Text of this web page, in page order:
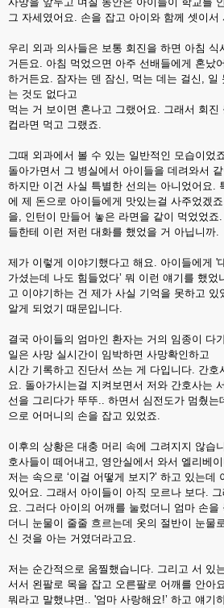
그 자세였어요. 손을 잡고 아이와 함께 셋이서
우리 외과 의사들은 보통 회진을 하면 아침 식
거든요. 아침 먹었으면 아주 선배들에게 혼났
하거든요. 잠자는 덴 잠신, 먹는 데는 걸신, 일
는 것도 없다고
먹는 거 보이면 혼나고 그랬어요. 그래서 회진
컵라면 먹고 그랬죠.
그때 외과에서 볼 수 있는 일반적인 모습이었
돌아가면서 그 병실에서 아이들을 데려와서
하지만 이건 사실 특별한 선의는 아니었어요.
에 제 돈으로 아이들에게 맛있는걸 사주었겠
을, 인턴이 만들어 놓은 라면을 같이 먹었었죠
들한테 이런 저런 대화를 했었을 거 아닙니까.
제가 이렇게 이야기했다고 해요. 아이들에게 '
가셨는데 나도 힘들었다’ 뭐 이런 얘기를 했었
고 이야기하는 건 제가 사실 기억을 못하고 있
알게 되었기 때문입니다.
결국 아이들의 엄마인 환자는 거의 임종이 다
일은 사망 실시간이 임박하면 사망확인하고
시간 기록하고 진단서 쓰는 게 다입니다. 간호
요. 돌아가시는걸 지켜보면서 저와 간호사는
선을 그리다가 뚜뚜.. 하면서 심전도가 멈췄는
으로 어머니의 손을 잡고 있었죠.
이후의 상황은 대충 머리 속에 그려지지 않습
호사들이 떼어내고, 영안실에서 와서 엘리베
저는 속으로 ‘이걸 어떻게 보지?’ 하고 있는데
있어요. 그래서 아이들이 아직 모르나 보다.
요. 그러다 아이의 어깨를 눌렀더니 엄마 손
더니 눈물이 줄줄 흐르는데 옷의 절반이 눈물
신 것을 아는 거였더라고요.
저는 순간적으로 움찔했습니다. 그리고 서 있
서서 왼팔로 목을 잡고 오른팔로 어깨를 안아
뭐라고 말했냐면.. '엄마 사랑해요!’ 하고 얘기